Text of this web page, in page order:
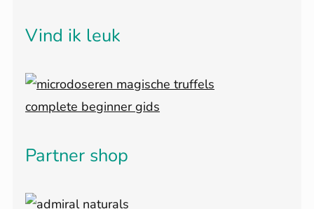
Vind ik leuk
Partner shop